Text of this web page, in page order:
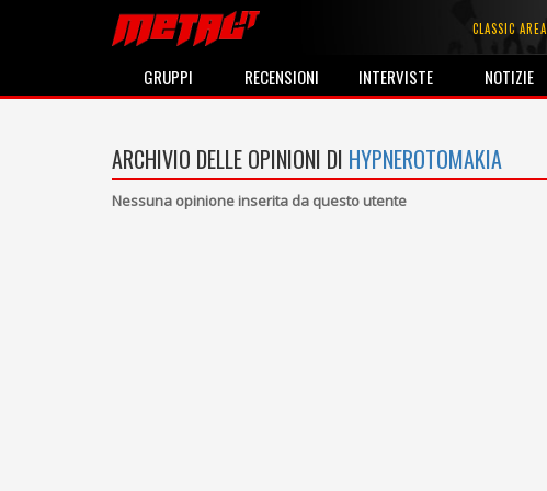
CLASSIC AREA
GRUPPI RECENSIONI INTERVISTE NOTIZIE
ARCHIVIO DELLE OPINIONI DI HYPNEROTOMAKIA
Nessuna opinione inserita da questo utente